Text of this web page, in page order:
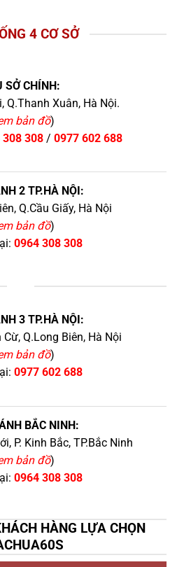
4 CƠ SỞ
SỞ CHÍNH:
Q.Thanh Xuân, Hà Nội.
bản đồ)
308 308/ 0977 602 688
2 TP.HÀ NỘI:
Q.Cầu Giấy, Hà Nội
bản đồ)
0964 308 308
3 TP.HÀ NỘI:
Q.Long Biên, Hà Nội
bản đồ)
0977 602 688
BẮC NINH:
P. Kinh Bắc, TP.Bắc Ninh
bản đồ)
0964 308 308
HÀNG LỰA CHỌN